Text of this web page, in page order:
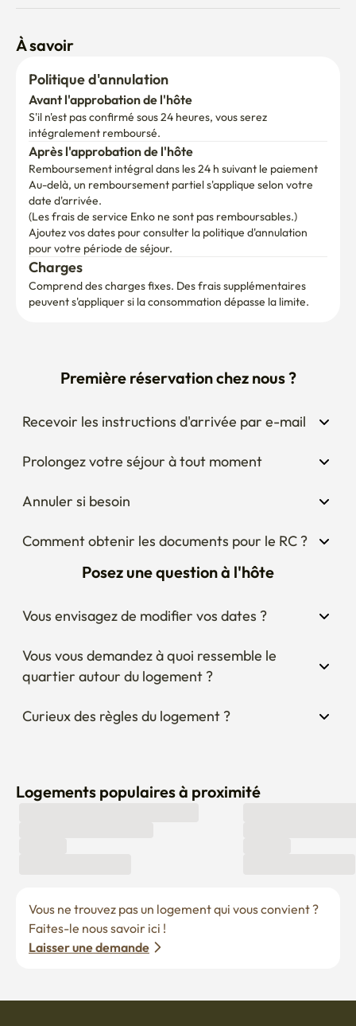
À savoir
Politique d'annulation
Avant l'approbation de l'hôte
S'il n'est pas confirmé sous 24 heures, vous serez
intégralement remboursé.
Après l'approbation de l'hôte
Remboursement intégral dans les 24 h suivant le paiement
Au-delà, un remboursement partiel s'applique selon votre
date d'arrivée.
(Les frais de service Enko ne sont pas remboursables.)
Ajoutez vos dates pour consulter la politique d'annulation
pour votre période de séjour.
Charges
Comprend des charges fixes. Des frais supplémentaires
peuvent s'appliquer si la consommation dépasse la limite.
Première réservation chez nous ?
Recevoir les instructions d'arrivée par e-mail
Prolongez votre séjour à tout moment
Annuler si besoin
Comment obtenir les documents pour le RC ?
Posez une question à l'hôte
Vous envisagez de modifier vos dates ?
Vous vous demandez à quoi ressemble le
quartier autour du logement ?
Curieux des règles du logement ?
Logements populaires à proximité
Vous ne trouvez pas un logement qui vous convient ?
Faites-le nous savoir ici !
Laisser une demande